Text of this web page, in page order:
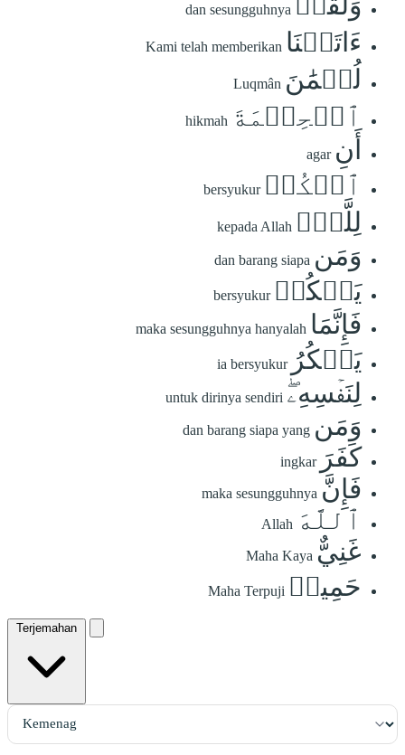
dan sesungguhnya
ءَاتَيۡنَا Kami telah memberikan
لُقۡمَٰنَ Luqmân
ٱلۡحِكۡمَةَ hikmah
أَنِ agar
ٱشۡكُرۡ bersyukur
لِلَّهِۚ kepada Allah
وَمَن dan barang siapa
يَشۡكُرۡ bersyukur
فَإِنَّمَا maka sesungguhnya hanyalah
يَشۡكُرُ ia bersyukur
لِنَفۡسِهِۦۖ untuk dirinya sendiri
وَمَن dan barang siapa yang
كَفَرَ ingkar
فَإِنَّ maka sesungguhnya
ٱللَّهَ Allah
غَنِيٌّ Maha Kaya
حَمِيدٞ Maha Terpuji
Terjemahan